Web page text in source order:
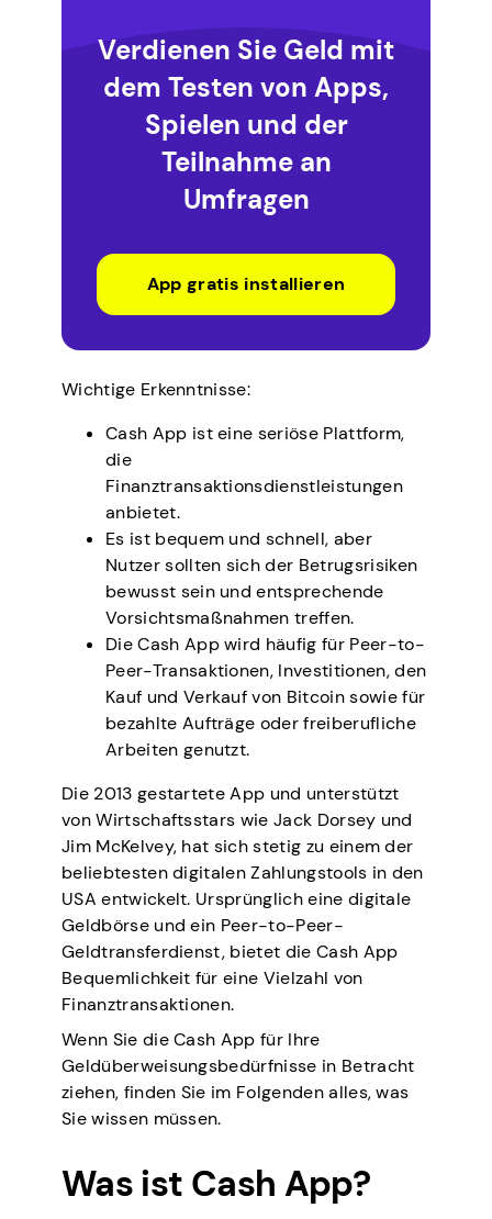
Verdienen Sie Geld mit
dem Testen von Apps,
Spielen und der
Teilnahme an
Umfragen
App gratis installieren
Wichtige Erkenntnisse:
Cash App ist eine seriöse Plattform,
die
Finanztransaktionsdienstleistungen
anbietet.
Es ist bequem und schnell, aber
Nutzer sollten sich der Betrugsrisiken
bewusst sein und entsprechende
Vorsichtsmaßnahmen treffen.
Die Cash App wird häufig für Peer-to-
Peer-Transaktionen, Investitionen, den
Kauf und Verkauf von Bitcoin sowie für
bezahlte Aufträge oder freiberufliche
Arbeiten genutzt.
Die 2013 gestartete App und unterstützt
von Wirtschaftsstars wie Jack Dorsey und
Jim McKelvey, hat sich stetig zu einem der
beliebtesten digitalen Zahlungstools in den
USA entwickelt. Ursprünglich eine digitale
Geldbörse und ein Peer-to-Peer-
Geldtransferdienst, bietet die Cash App
Bequemlichkeit für eine Vielzahl von
Finanztransaktionen.
Wenn Sie die Cash App für Ihre
Geldüberweisungsbedürfnisse in Betracht
ziehen, finden Sie im Folgenden alles, was
Sie wissen müssen.
Was ist Cash App?